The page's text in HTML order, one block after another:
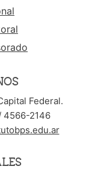
Federal.
4566-2146